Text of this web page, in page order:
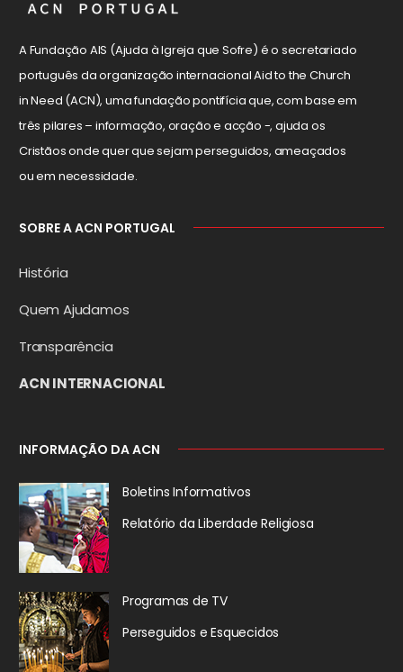
A Fundação AIS (Ajuda à Igreja que Sofre) é o secretariado
português da organização internacional Aid to the Church
in Need (ACN), uma fundação pontifícia que, com base em
três pilares – informação, oração e acção -, ajuda os
Cristãos onde quer que sejam perseguidos, ameaçados
ou em necessidade.
SOBRE A ACN PORTUGAL
História
Quem Ajudamos
Transparência
ACN INTERNACIONAL
INFORMAÇÃO DA ACN
Boletins Informativos
Relatório da Liberdade Religiosa
Programas de TV
Perseguidos e Esquecidos